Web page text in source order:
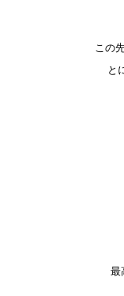
この
と
最